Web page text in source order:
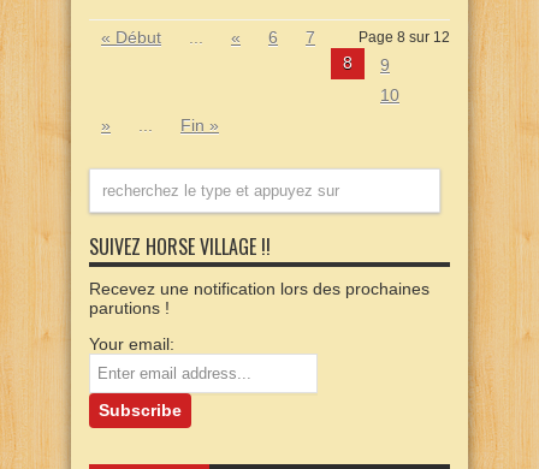
Page 8 sur 12
« Début « 6
7
8
9
10
»
Fin »
SUIVEZ HORSE VILLAGE !!
Recevez une notification lors des prochaines
parutions !
Your email: